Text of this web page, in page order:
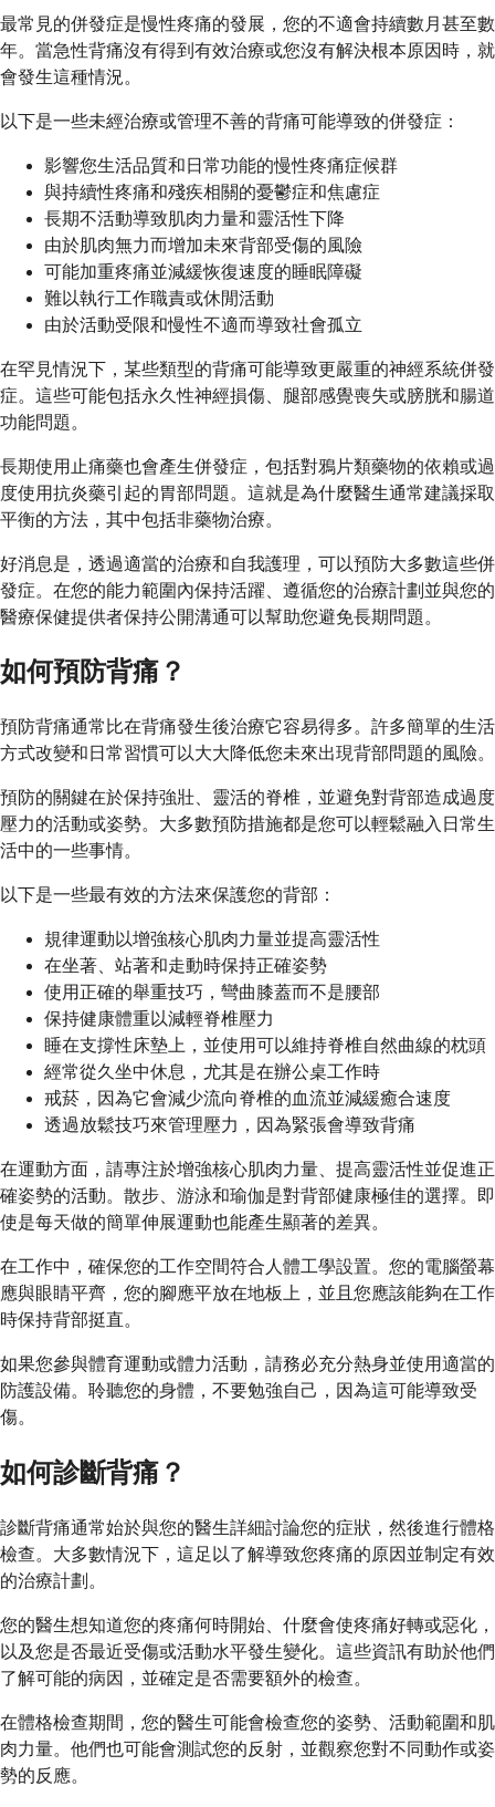
最常見的併發症是慢性疼痛的發展，您的不適會持續數月甚至數
年。當急性背痛沒有得到有效治療或您沒有解決根本原因時，就
會發生這種情況。
以下是一些未經治療或管理不善的背痛可能導致的併發症：
影響您生活品質和日常功能的慢性疼痛症候群
與持續性疼痛和殘疾相關的憂鬱症和焦慮症
長期不活動導致肌肉力量和靈活性下降
由於肌肉無力而增加未來背部受傷的風險
可能加重疼痛並減緩恢復速度的睡眠障礙
難以執行工作職責或休閒活動
由於活動受限和慢性不適而導致社會孤立
在罕見情況下，某些類型的背痛可能導致更嚴重的神經系統併發
症。這些可能包括永久性神經損傷、腿部感覺喪失或膀胱和腸道
功能問題。
長期使用止痛藥也會產生併發症，包括對鴉片類藥物的依賴或過
度使用抗炎藥引起的胃部問題。這就是為什麼醫生通常建議採取
平衡的方法，其中包括非藥物治療。
好消息是，透過適當的治療和自我護理，可以預防大多數這些併
發症。在您的能力範圍內保持活躍、遵循您的治療計劃並與您的
醫療保健提供者保持公開溝通可以幫助您避免長期問題。
如何預防背痛？
預防背痛通常比在背痛發生後治療它容易得多。許多簡單的生活
方式改變和日常習慣可以大大降低您未來出現背部問題的風險。
預防的關鍵在於保持強壯、靈活的脊椎，並避免對背部造成過度
壓力的活動或姿勢。大多數預防措施都是您可以輕鬆融入日常生
活中的一些事情。
以下是一些最有效的方法來保護您的背部：
規律運動以增強核心肌肉力量並提高靈活性
在坐著、站著和走動時保持正確姿勢
使用正確的舉重技巧，彎曲膝蓋而不是腰部
保持健康體重以減輕脊椎壓力
睡在支撐性床墊上，並使用可以維持脊椎自然曲線的枕頭
經常從久坐中休息，尤其是在辦公桌工作時
戒菸，因為它會減少流向脊椎的血流並減緩癒合速度
透過放鬆技巧來管理壓力，因為緊張會導致背痛
在運動方面，請專注於增強核心肌肉力量、提高靈活性並促進正
確姿勢的活動。散步、游泳和瑜伽是對背部健康極佳的選擇。即
使是每天做的簡單伸展運動也能產生顯著的差異。
在工作中，確保您的工作空間符合人體工學設置。您的電腦螢幕
應與眼睛平齊，您的腳應平放在地板上，並且您應該能夠在工作
時保持背部挺直。
如果您參與體育運動或體力活動，請務必充分熱身並使用適當的
防護設備。聆聽您的身體，不要勉強自己，因為這可能導致受
傷。
如何診斷背痛？
診斷背痛通常始於與您的醫生詳細討論您的症狀，然後進行體格
檢查。大多數情況下，這足以了解導致您疼痛的原因並制定有效
的治療計劃。
您的醫生想知道您的疼痛何時開始、什麼會使疼痛好轉或惡化，
以及您是否最近受傷或活動水平發生變化。這些資訊有助於他們
了解可能的病因，並確定是否需要額外的檢查。
在體格檢查期間，您的醫生可能會檢查您的姿勢、活動範圍和肌
肉力量。他們也可能會測試您的反射，並觀察您對不同動作或姿
勢的反應。